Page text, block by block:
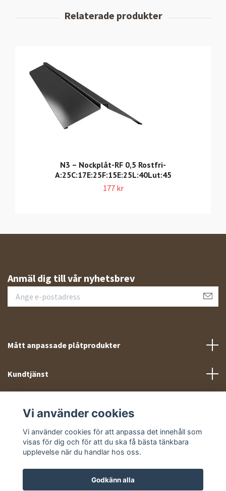
N3 – Nockplåt-RF 0,5 Rostfri-
A:25C:17E:25F:15E:25L:40Lut:45
177 kr
Anmäl dig till vår nyhetsbrev
Mått anpassade plåtprodukter
Kundtjänst
Sociala medier
Vi använder cookies
Vi använder cookies för att anpassa det innehåll som
visas för dig och för att du ska få bästa tänkbara
upplevelse när du handlar hos oss.
Godkänn alla